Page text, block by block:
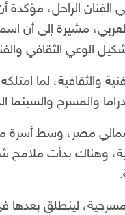
الراحل، مؤكدة
مشيرة إلى أن
الوعي الثقافي
والثقافية، لما
والمسرح والسينما
في محافظة دمياط شمالي مصر،
وهناك بدأت ملامح
لينطلق